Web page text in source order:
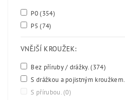
P0(354)
P5(74)
VNĚJŠÍ KROUŽEK:
Bez příruby / drážky.(374)
S drážkou a pojistným kroužkem.
S přírubou. (0)